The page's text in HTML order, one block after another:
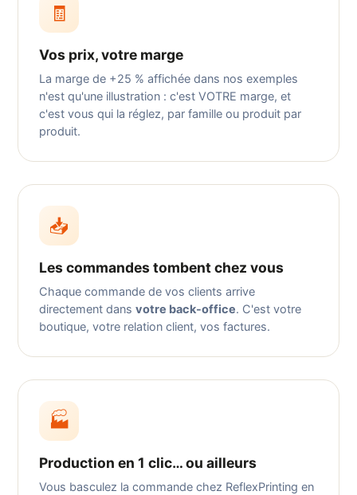
🧾
Vos prix, votre marge
La marge de +25 % affichée dans nos exemples
n'est qu'une illustration : c'est VOTRE marge, et
c'est vous qui la réglez, par famille ou produit par
produit.
📥
Les commandes tombent chez vous
Chaque commande de vos clients arrive
directement dans votre back-office. C'est votre
boutique, votre relation client, vos factures.
🏭
Production en 1 clic… ou ailleurs
Vous basculez la commande chez ReflexPrinting en